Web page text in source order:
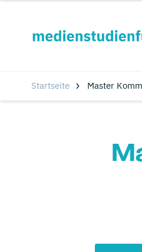
Startseite Master